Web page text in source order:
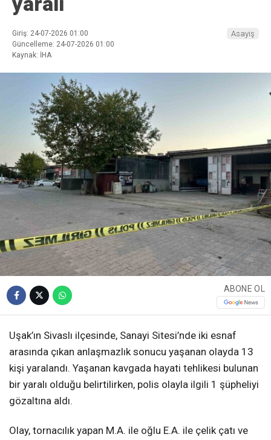
Giriş: 24-07-2026 01:00
Güncelleme: 24-07-2026 01:00
Kaynak: İHA
Asayiş
ABONE OL
Uşak’ın Sivaslı ilçesinde, Sanayi Sitesi’nde iki esnaf
arasında çıkan anlaşmazlık sonucu yaşanan olayda 13
kişi yaralandı. Yaşanan kavgada hayati tehlikesi bulunan
bir yaralı olduğu belirtilirken, polis olayla ilgili 1 şüpheliyi
gözaltına aldı.
Olay, tornacılık yapan M.A. ile oğlu E.A. ile çelik çatı ve